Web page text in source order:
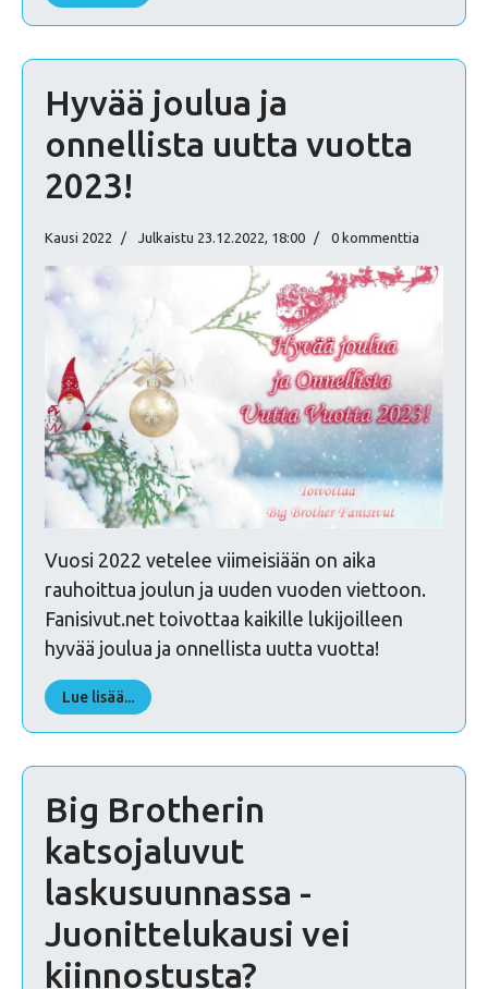
Hyvää joulua ja
onnellista uutta vuotta
2023!
Kausi 2022 Julkaistu 23.12.2022, 18:00 0 kommenttia
Vuosi 2022 vetelee viimeisiään on aika
rauhoittua joulun ja uuden vuoden viettoon.
Fanisivut.net toivottaa kaikille lukijoilleen
hyvää joulua ja onnellista uutta vuotta!
Lue lisää...
Big Brotherin
katsojaluvut
laskusuunnassa -
Juonittelukausi vei
kiinnostusta?